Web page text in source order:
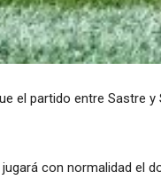
el partido entre Sastre
con normalidad el